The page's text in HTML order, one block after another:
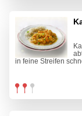
in feine Streifen